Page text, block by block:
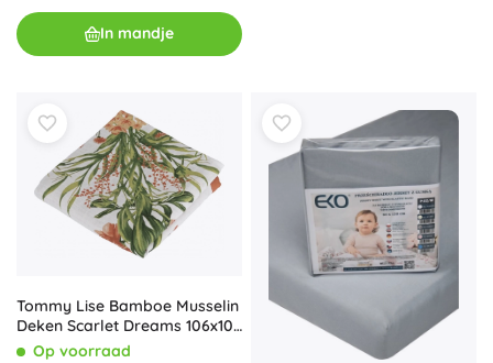
In mandje
Tommy Lise Bamboe Musselin
Deken Scarlet Dreams 106x106
cmOp voorraad